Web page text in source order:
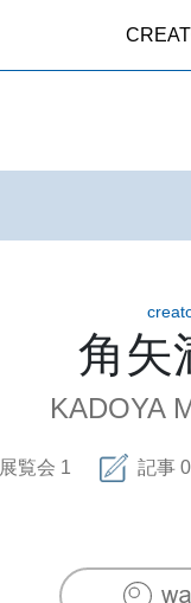
角矢
KADOYA
展覧会 1 記事 0